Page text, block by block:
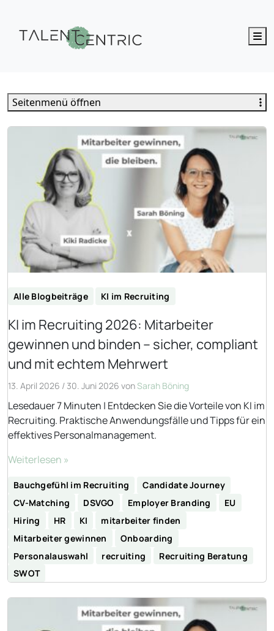
Alle Blogbeiträge KI im Recruiting
KI im Recruiting 2026: Mitarbeiter
gewinnen und binden – sicher, compliant
und mit echtem Mehrwert
13. April 2026 / 30. Juni 2026 vonSarah Böning
Lesedauer 7 Minuten | Entdecken Sie die Vorteile von KI im
Recruiting. Praktische Anwendungsfälle und Tipps für ein
effektives Personalmanagement.
Weiterlesen »
Bauchgefühl im Recruiting
Candidate Journey
CV-Matching
DSVGO Employer Branding
EU
Hiring
HR KI
mitarbeiter finden
Mitarbeiter gewinnen
Onboarding
Personalauswahl
recruiting
Recruiting Beratung
SWOT
Seitenmenü öffnen